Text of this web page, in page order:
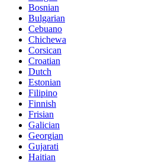
Bosnian
Bulgarian
Cebuano
Chichewa
Corsican
Croatian
Dutch
Estonian
Filipino
Finnish
Frisian
Galician
Georgian
Gujarati
Haitian